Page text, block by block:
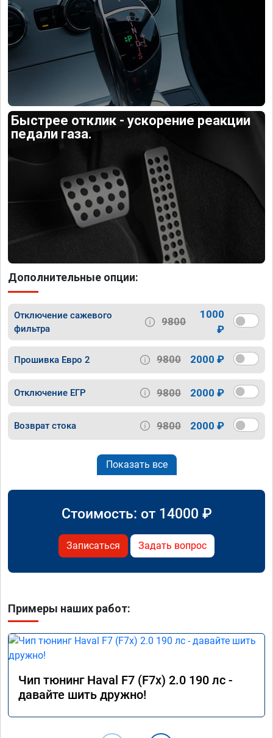
Быстрее отклик - ускорение реакции
педали газа.
Дополнительные опции:
Отключение сажевого
фильтра
9800
1000
₽
Прошивка Евро 2 9800 2000 ₽
Отключение ЕГР 9800 2000 ₽
Возврат стока 9800 2000 ₽
Показать все
Стоимость: от 14000 ₽
Записаться Задать вопрос
Примеры наших работ:
Чип тюнинг Haval F7 (F7x) 2.0 190 лс -
давайте шить дружно!